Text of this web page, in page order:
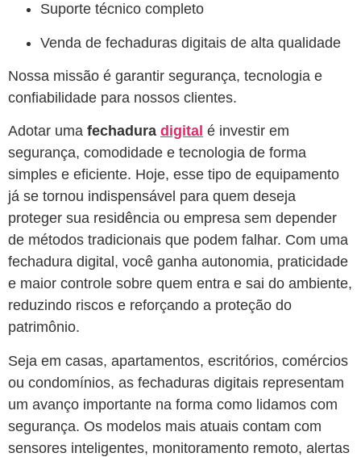
Suporte técnico completo
Venda de fechaduras digitais de alta qualidade
Nossa missão é garantir segurança, tecnologia e
confiabilidade para nossos clientes.
Adotar uma fechadura digital é investir em
segurança, comodidade e tecnologia de forma
simples e eficiente. Hoje, esse tipo de equipamento
já se tornou indispensável para quem deseja
proteger sua residência ou empresa sem depender
de métodos tradicionais que podem falhar. Com uma
fechadura digital, você ganha autonomia, praticidade
e maior controle sobre quem entra e sai do ambiente,
reduzindo riscos e reforçando a proteção do
patrimônio.
Seja em casas, apartamentos, escritórios, comércios
ou condomínios, as fechaduras digitais representam
um avanço importante na forma como lidamos com
segurança. Os modelos mais atuais contam com
sensores inteligentes, monitoramento remoto, alertas